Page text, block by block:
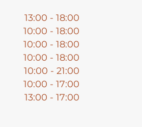
13:00 - 18:00
10:00 - 18:00
10:00 - 18:00
10:00 - 18:00
10:00 - 21:00
10:00 - 17:00
13:00 - 17:00